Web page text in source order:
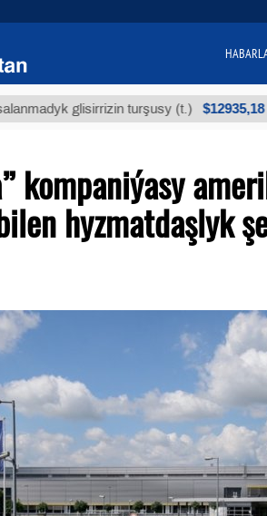
glisirrizin turşusy (t.) $12935,18
kompaniýasy
hyzmatdaşlyk